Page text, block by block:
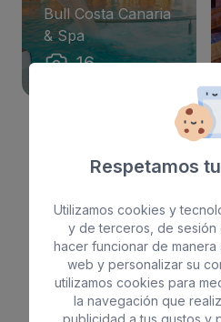
Bull Costa Canaria
& Spa
16
Mostrar
Descubre
Respetamos
Utilizamos cookies y
y de terceros, de sesión
hacer funcionar de
web y personalizar su
utilizamos cookies para
la navegación que
publicidad a tus gustos y